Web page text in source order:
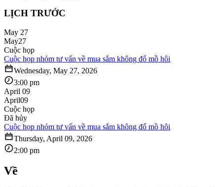
LỊCH TRƯỚC
May 27
May27
Cuộc họp
Cuộc họp nhóm tư vấn về mua sắm không đổ mồ hôi
Wednesday, May 27, 2026
3:00 pm
April 09
April09
Cuộc họp
Đã hủy
Cuộc họp nhóm tư vấn về mua sắm không đổ mồ hôi
Thursday, April 09, 2026
2:00 pm
Về